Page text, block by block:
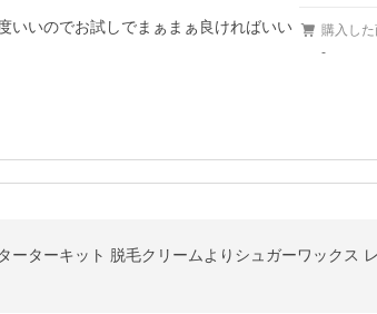
いいのでお試しでまぁまぁ良ければいい
購入した
-